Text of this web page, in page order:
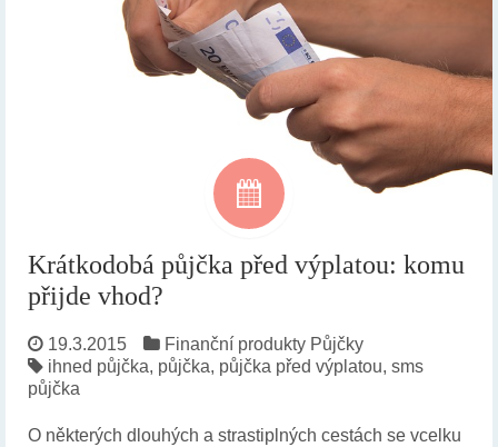
Krátkodobá půjčka před výplatou: komu
přijde vhod?
19.3.2015 Finanční produkty Půjčky
ihned půjčka, půjčka, půjčka před výplatou, sms
půjčka
O některých dlouhých a strastiplných cestách se vcelku